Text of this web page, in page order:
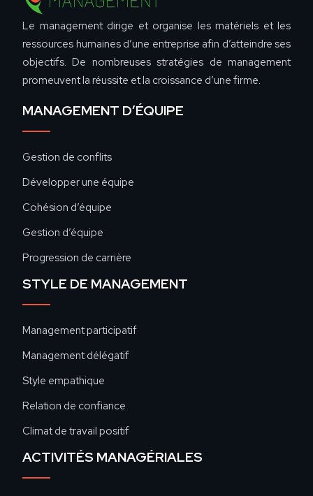
Le management dirige et organise les matériels et les
ressources humaines d’une entreprise afin d’atteindre ses
objectifs. De nombreuses stratégies de management
promeuvent la réussite et la croissance d’une firme.
MANAGEMENT D’ÉQUIPE
Gestion de conflits
Développer une équipe
Cohésion d’équipe
Gestion d’équipe
Progression de carrière
STYLE DE MANAGEMENT
Management participatif
Management délégatif
Style empathique
Relation de confiance
Climat de travail positif
ACTIVITÉS MANAGÉRIALES